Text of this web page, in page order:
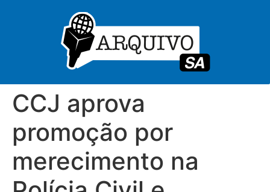
CCJ aprova
promoção por
merecimento na